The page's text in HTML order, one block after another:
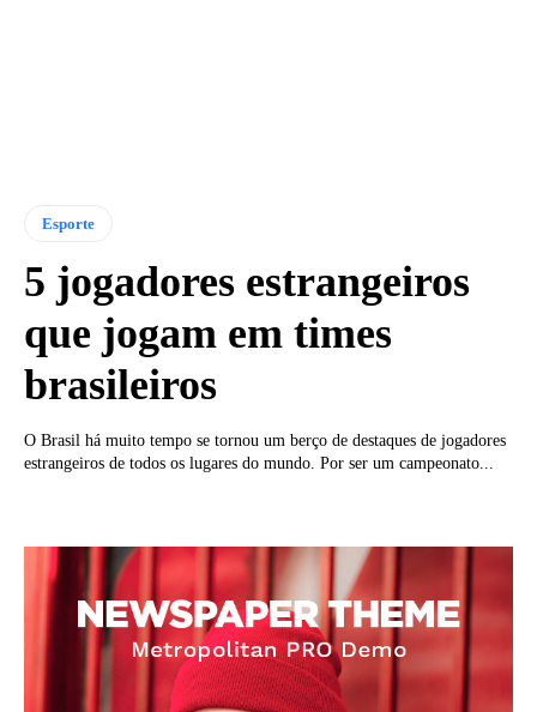
Esporte
5 jogadores estrangeiros
que jogam em times
brasileiros
O Brasil há muito tempo se tornou um berço de destaques de jogadores
estrangeiros de todos os lugares do mundo. Por ser um campeonato...